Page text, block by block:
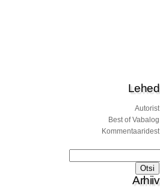
Lehed
Autorist
Best of Vabalog
Kommentaaridest
Arhiiv